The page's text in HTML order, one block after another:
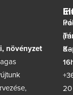
növényzet
8–
20